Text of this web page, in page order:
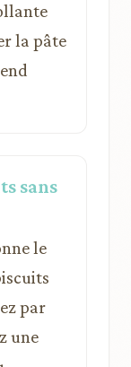
la pâte
sans
le
par
une